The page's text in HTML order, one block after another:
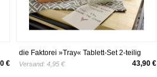
€
die Faktorei »Tray« Tablett-Set 2-teilig
Versand: 4,95 € 43,90 €